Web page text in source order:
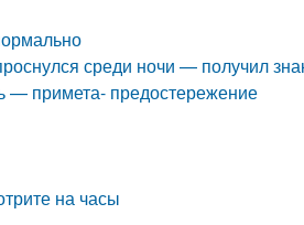
среди ночи — получил
— примета- предостережение
на часы